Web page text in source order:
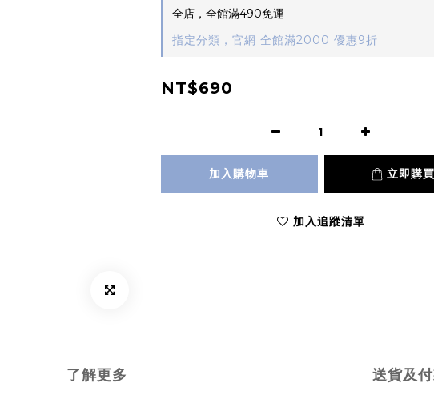
全店，全館滿490免運
指定分類，官網 全館滿2000 優惠9折
NT$690
加入購物車 立即購買
加入追蹤清單
了解更多 送貨及